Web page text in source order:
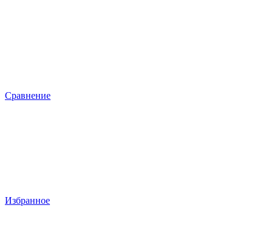
Сравнение
Избранное